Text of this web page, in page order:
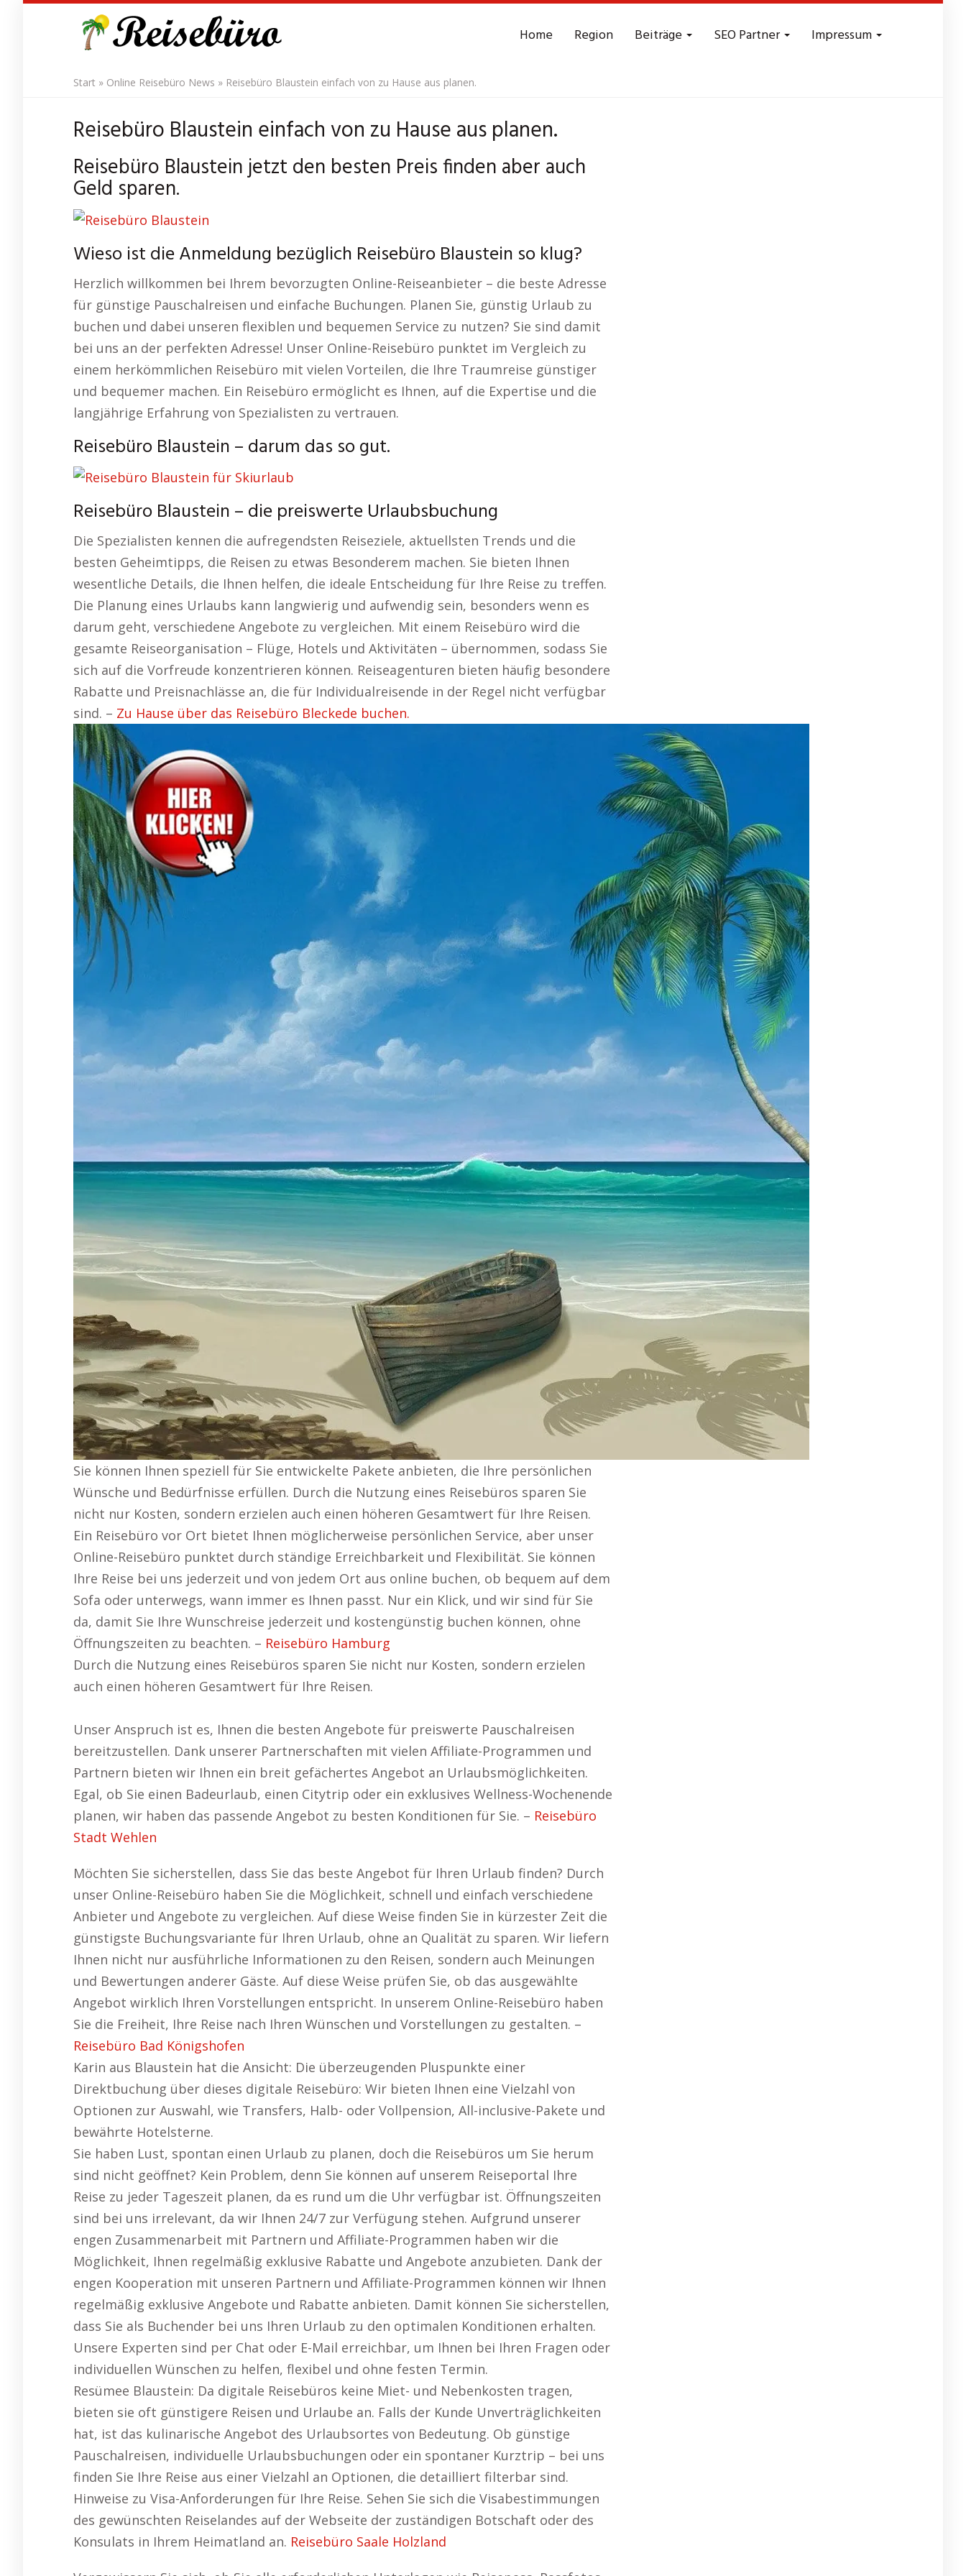
Home Region Beiträge SEO Partner Impressum
Start » Online Reisebüro News » Reisebüro Blaustein einfach von zu Hause aus planen.
Reisebüro Blaustein einfach von zu Hause aus planen.
Reisebüro Blaustein jetzt den besten Preis finden aber auch
Geld sparen.
Wieso ist die Anmeldung bezüglich Reisebüro Blaustein so klug?
Herzlich willkommen bei Ihrem bevorzugten Online-Reiseanbieter – die beste Adresse
für günstige Pauschalreisen und einfache Buchungen. Planen Sie, günstig Urlaub zu
buchen und dabei unseren flexiblen und bequemen Service zu nutzen? Sie sind damit
bei uns an der perfekten Adresse! Unser Online-Reisebüro punktet im Vergleich zu
einem herkömmlichen Reisebüro mit vielen Vorteilen, die Ihre Traumreise günstiger
und bequemer machen. Ein Reisebüro ermöglicht es Ihnen, auf die Expertise und die
langjährige Erfahrung von Spezialisten zu vertrauen.
Reisebüro Blaustein – darum das so gut.
Reisebüro Blaustein – die preiswerte Urlaubsbuchung
Die Spezialisten kennen die aufregendsten Reiseziele, aktuellsten Trends und die
besten Geheimtipps, die Reisen zu etwas Besonderem machen. Sie bieten Ihnen
wesentliche Details, die Ihnen helfen, die ideale Entscheidung für Ihre Reise zu treffen.
Die Planung eines Urlaubs kann langwierig und aufwendig sein, besonders wenn es
darum geht, verschiedene Angebote zu vergleichen. Mit einem Reisebüro wird die
gesamte Reiseorganisation – Flüge, Hotels und Aktivitäten – übernommen, sodass Sie
sich auf die Vorfreude konzentrieren können. Reiseagenturen bieten häufig besondere
Rabatte und Preisnachlässe an, die für Individualreisende in der Regel nicht verfügbar
sind. – Zu Hause über das Reisebüro Bleckede buchen.
Sie können Ihnen speziell für Sie entwickelte Pakete anbieten, die Ihre persönlichen
Wünsche und Bedürfnisse erfüllen. Durch die Nutzung eines Reisebüros sparen Sie
nicht nur Kosten, sondern erzielen auch einen höheren Gesamtwert für Ihre Reisen.
Ein Reisebüro vor Ort bietet Ihnen möglicherweise persönlichen Service, aber unser
Online-Reisebüro punktet durch ständige Erreichbarkeit und Flexibilität. Sie können
Ihre Reise bei uns jederzeit und von jedem Ort aus online buchen, ob bequem auf dem
Sofa oder unterwegs, wann immer es Ihnen passt. Nur ein Klick, und wir sind für Sie
da, damit Sie Ihre Wunschreise jederzeit und kostengünstig buchen können, ohne
Öffnungszeiten zu beachten. – Reisebüro Hamburg
Durch die Nutzung eines Reisebüros sparen Sie nicht nur Kosten, sondern erzielen
auch einen höheren Gesamtwert für Ihre Reisen.
Unser Anspruch ist es, Ihnen die besten Angebote für preiswerte Pauschalreisen
bereitzustellen. Dank unserer Partnerschaften mit vielen Affiliate-Programmen und
Partnern bieten wir Ihnen ein breit gefächertes Angebot an Urlaubsmöglichkeiten.
Egal, ob Sie einen Badeurlaub, einen Citytrip oder ein exklusives Wellness-Wochenende
planen, wir haben das passende Angebot zu besten Konditionen für Sie. – Reisebüro
Stadt Wehlen
Möchten Sie sicherstellen, dass Sie das beste Angebot für Ihren Urlaub finden? Durch
unser Online-Reisebüro haben Sie die Möglichkeit, schnell und einfach verschiedene
Anbieter und Angebote zu vergleichen. Auf diese Weise finden Sie in kürzester Zeit die
günstigste Buchungsvariante für Ihren Urlaub, ohne an Qualität zu sparen. Wir liefern
Ihnen nicht nur ausführliche Informationen zu den Reisen, sondern auch Meinungen
und Bewertungen anderer Gäste. Auf diese Weise prüfen Sie, ob das ausgewählte
Angebot wirklich Ihren Vorstellungen entspricht. In unserem Online-Reisebüro haben
Sie die Freiheit, Ihre Reise nach Ihren Wünschen und Vorstellungen zu gestalten. –
Reisebüro Bad Königshofen
Karin aus Blaustein hat die Ansicht: Die überzeugenden Pluspunkte einer
Direktbuchung über dieses digitale Reisebüro: Wir bieten Ihnen eine Vielzahl von
Optionen zur Auswahl, wie Transfers, Halb- oder Vollpension, All-inclusive-Pakete und
bewährte Hotelsterne.
Sie haben Lust, spontan einen Urlaub zu planen, doch die Reisebüros um Sie herum
sind nicht geöffnet? Kein Problem, denn Sie können auf unserem Reiseportal Ihre
Reise zu jeder Tageszeit planen, da es rund um die Uhr verfügbar ist. Öffnungszeiten
sind bei uns irrelevant, da wir Ihnen 24/7 zur Verfügung stehen. Aufgrund unserer
engen Zusammenarbeit mit Partnern und Affiliate-Programmen haben wir die
Möglichkeit, Ihnen regelmäßig exklusive Rabatte und Angebote anzubieten. Dank der
engen Kooperation mit unseren Partnern und Affiliate-Programmen können wir Ihnen
regelmäßig exklusive Angebote und Rabatte anbieten. Damit können Sie sicherstellen,
dass Sie als Buchender bei uns Ihren Urlaub zu den optimalen Konditionen erhalten.
Unsere Experten sind per Chat oder E-Mail erreichbar, um Ihnen bei Ihren Fragen oder
individuellen Wünschen zu helfen, flexibel und ohne festen Termin.
Resümee Blaustein: Da digitale Reisebüros keine Miet- und Nebenkosten tragen,
bieten sie oft günstigere Reisen und Urlaube an. Falls der Kunde Unverträglichkeiten
hat, ist das kulinarische Angebot des Urlaubsortes von Bedeutung. Ob günstige
Pauschalreisen, individuelle Urlaubsbuchungen oder ein spontaner Kurztrip – bei uns
finden Sie Ihre Reise aus einer Vielzahl an Optionen, die detailliert filterbar sind.
Hinweise zu Visa-Anforderungen für Ihre Reise. Sehen Sie sich die Visabestimmungen
des gewünschten Reiselandes auf der Webseite der zuständigen Botschaft oder des
Konsulats in Ihrem Heimatland an. Reisebüro Saale Holzland